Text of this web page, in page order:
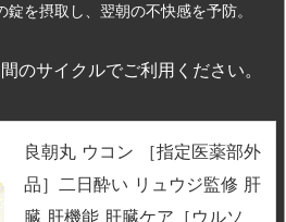
錠を摂取し、翌朝の不快感を予防。
のサイクルでご利用ください。
良朝丸 ウコン ［指定医薬部外
品］二日酔い リュウジ監修 肝
臓 肝機能 肝臓ケア［ウルソ